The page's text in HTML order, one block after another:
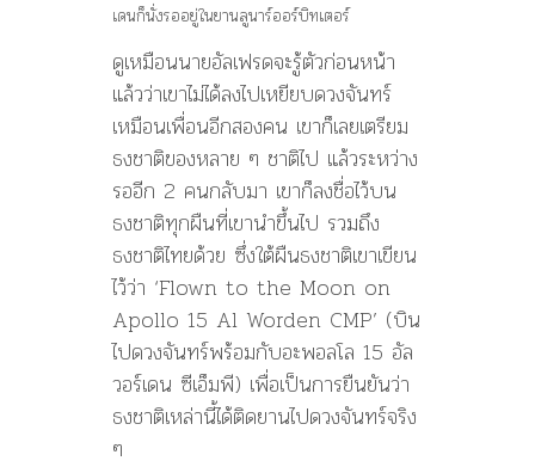
เดนก็นั่งรออยู่ในยานลูนาร์ออร์บิทเตอร์
ดูเหมือนนายอัลเฟรดจะรู้ตัวก่อนหน้า
แล้วว่าเขาไม่ได้ลงไปเหยียบดวงจันทร์
เหมือนเพื่อนอีกสองคน เขาก็เลยเตรียม
ธงชาติของหลาย ๆ ชาติไป แล้วระหว่าง
รออีก 2 คนกลับมา เขาก็ลงชื่อไว้บน
ธงชาติทุกผืนที่เขานำขึ้นไป รวมถึง
ธงชาติไทยด้วย ซึ่งใต้ผืนธงชาติเขาเขียน
ไว้ว่า ‘Flown to the Moon on
Apollo 15 Al Worden CMP’ (บิน
ไปดวงจันทร์พร้อมกับอะพอลโล 15 อัล
วอร์เดน ซีเอ็มพี) เพื่อเป็นการยืนยันว่า
ธงชาติเหล่านี้ได้ติดยานไปดวงจันทร์จริง
ๆ